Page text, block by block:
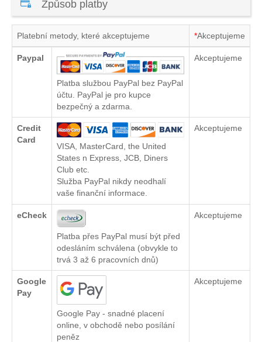
Způsob platby
Platební metody, které akceptujeme *Akceptujeme
Paypal
Platba službou PayPal bez PayPal
účtu. PayPal je pro kupce
bezpečný a zdarma.
Akceptujeme
Credit
Card
VISA, MasterCard, the United
States n Express, JCB, Diners
Club etc.
Služba PayPal nikdy neodhalí
vaše finanční informace.
Akceptujeme
eCheck
Platba přes PayPal musí být před
odesláním schválena (obvykle to
trvá 3 až 6 pracovních dnů)
Akceptujeme
Google
Pay
Google Pay - snadné placení
online, v obchodě nebo posílání
peněz
Akceptujeme